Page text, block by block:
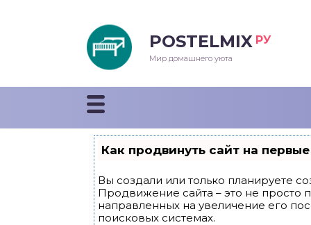
POSTELMIX РУ
Мир домашнего уюта
Как продвинуть сайт на
Вы создали или только планируете
Продвижение сайта – это не просто
направленных на увеличение его
поисковых системах.